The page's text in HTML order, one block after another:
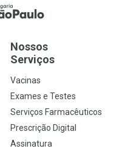
Nossos
Serviços
Vacinas
Exames e Testes
Serviços Farmacêuticos
Prescrição Digital
Assinatura